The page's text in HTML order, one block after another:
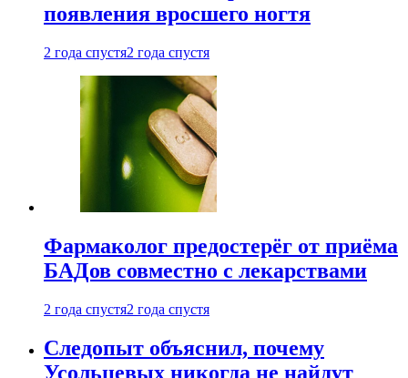
появления вросшего ногтя
2 года спустя2 года спустя
Фармаколог предостерёг от приёма
БАДов совместно с лекарствами
2 года спустя2 года спустя
Следопыт объяснил, почему
Усольцевых никогда не найдут